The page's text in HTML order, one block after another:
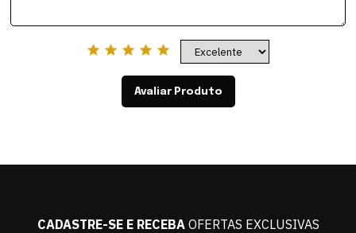
Avaliar Produto
CADASTRE-SE E RECEBAOFERTAS EXCLUSIVAS